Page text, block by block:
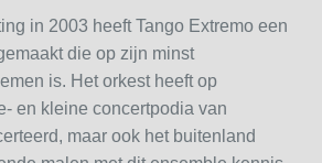
in 2003 heeft Tango Extremo een
die op zijn minst
is. Het orkest heeft op
en kleine concertpodia van
maar ook het buitenland